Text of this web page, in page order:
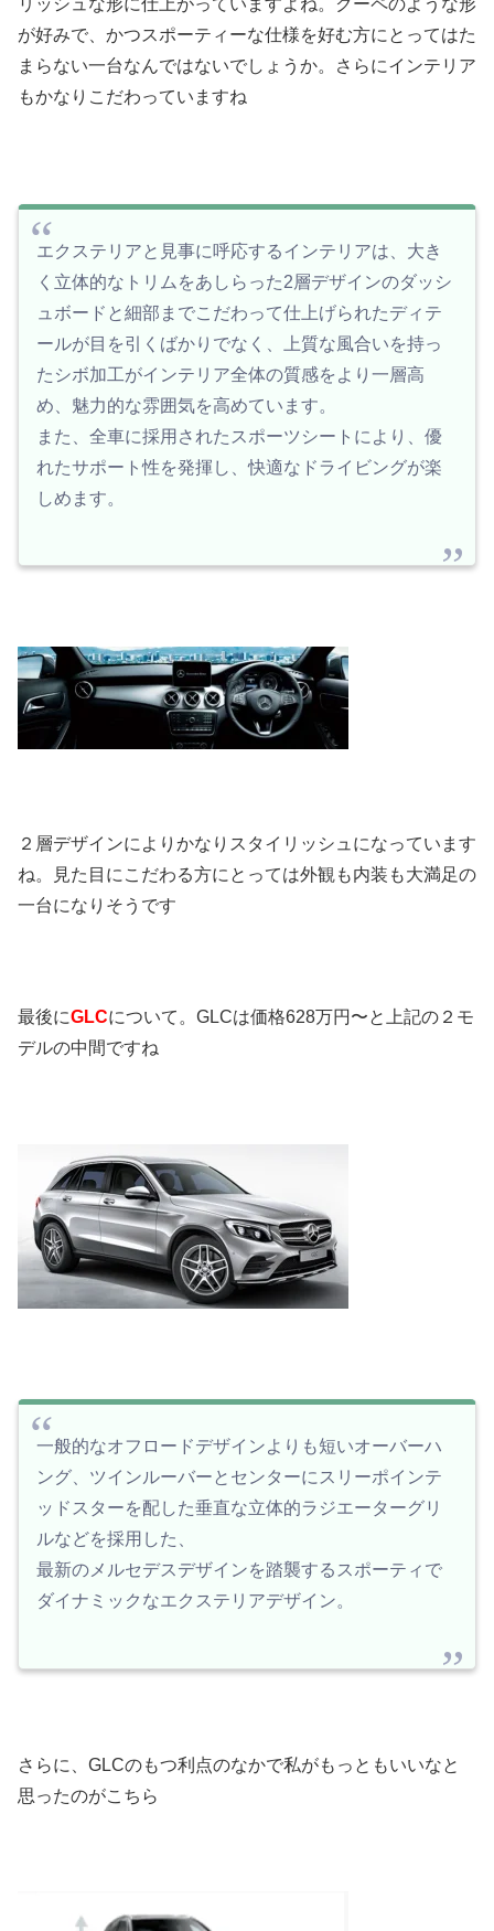
リッシュな形に仕上がっていますよね。クーペのような形
が好みで、かつスポーティーな仕様を好む方にとってはた
まらない一台なんではないでしょうか。さらにインテリア
もかなりこだわっていますね
エクステリアと見事に呼応するインテリアは、大き
く立体的なトリムをあしらった2層デザインのダッシ
ュボードと細部までこだわって仕上げられたディテ
ールが目を引くばかりでなく、上質な風合いを持っ
たシボ加工がインテリア全体の質感をより一層高
め、魅力的な雰囲気を高めています。
また、全車に採用されたスポーツシートにより、優
れたサポート性を発揮し、快適なドライビングが楽
しめます。
２層デザインによりかなりスタイリッシュになっています
ね。見た目にこだわる方にとっては外観も内装も大満足の
一台になりそうです
最後にGLCについて。GLCは価格628万円〜と上記の２モ
デルの中間ですね
一般的なオフロードデザインよりも短いオーバーハ
ング、ツインルーバーとセンターにスリーポインテ
ッドスターを配した垂直な立体的ラジエーターグリ
ルなどを採用した、
最新のメルセデスデザインを踏襲するスポーティで
ダイナミックなエクステリアデザイン。
さらに、GLCのもつ利点のなかで私がもっともいいなと
思ったのがこちら